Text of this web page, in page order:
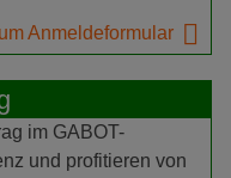
Anmeldeformular
im GABOT-
und profitieren von